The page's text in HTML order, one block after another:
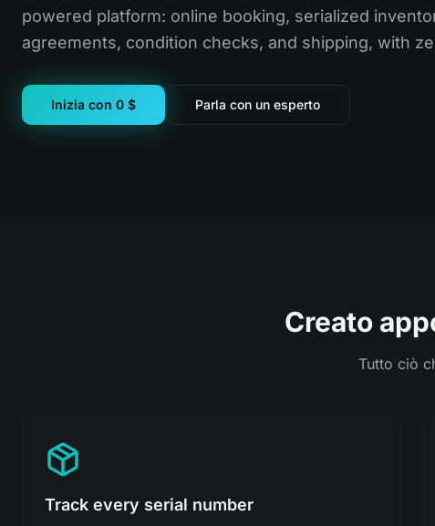
powered platform: online booking, serialized
agreements, condition checks, and shipping, with
Inizia con 0 $ Parla con un esperto
Creato
Tutto ciò
Track every serial number